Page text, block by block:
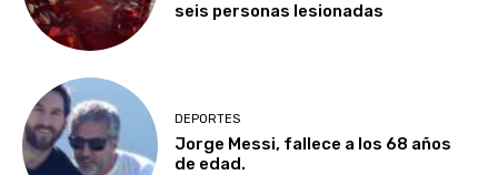
seis personas lesionadas
DEPORTES
Jorge Messi, fallece a los 68 años
de edad.